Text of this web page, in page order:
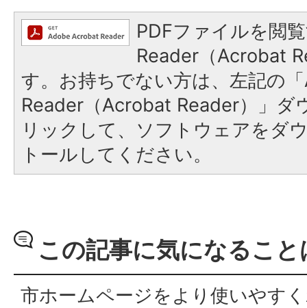
PDFファイルを閲
Reader（Acrobat
す。お持ちでない方は、左記の
Reader（Acrobat Reader）」ダ
リックして、ソフトウェアをダ
トールしてください。
この記事に気になるこ
市ホームページをより使いやす